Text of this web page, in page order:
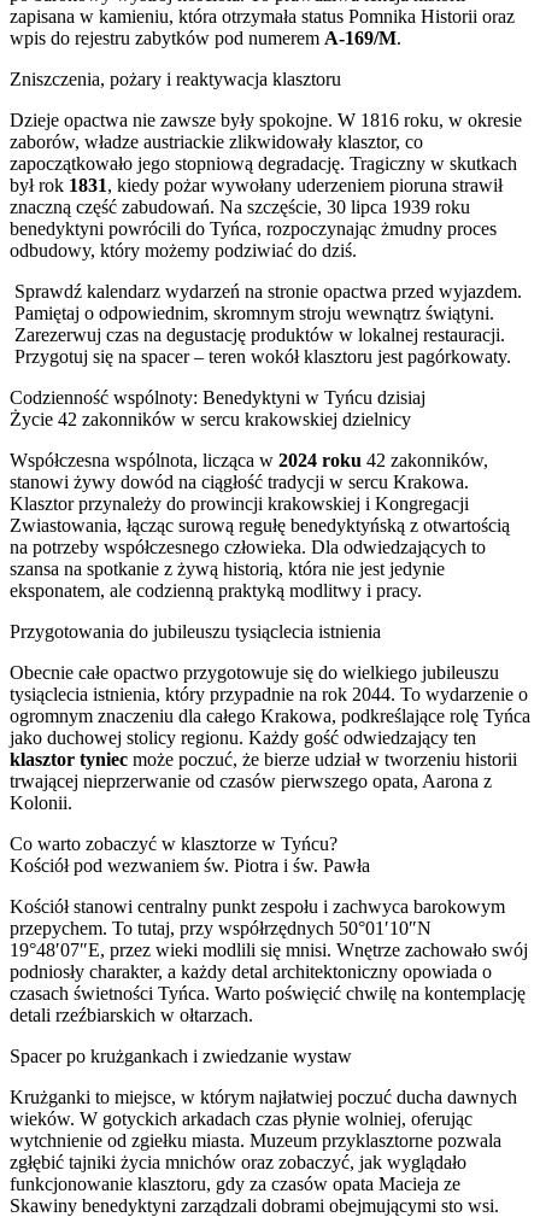
zapisana w kamieniu, która otrzymała status Pomnika Historii oraz
wpis do rejestru zabytków pod numerem A-169/M.
Zniszczenia, pożary i reaktywacja klasztoru
Dzieje opactwa nie zawsze były spokojne. W 1816 roku, w okresie
zaborów, władze austriackie zlikwidowały klasztor, co
zapoczątkowało jego stopniową degradację. Tragiczny w skutkach
był rok 1831, kiedy pożar wywołany uderzeniem pioruna strawił
znaczną część zabudowań. Na szczęście, 30 lipca 1939 roku
benedyktyni powrócili do Tyńca, rozpoczynając żmudny proces
odbudowy, który możemy podziwiać do dziś.
Sprawdź kalendarz wydarzeń na stronie opactwa przed wyjazdem.
Pamiętaj o odpowiednim, skromnym stroju wewnątrz świątyni.
Zarezerwuj czas na degustację produktów w lokalnej restauracji.
Przygotuj się na spacer – teren wokół klasztoru jest pagórkowaty.
Codzienność wspólnoty: Benedyktyni w Tyńcu dzisiaj
Życie 42 zakonników w sercu krakowskiej dzielnicy
Współczesna wspólnota, licząca w 2024 roku 42 zakonników,
stanowi żywy dowód na ciągłość tradycji w sercu Krakowa.
Klasztor przynależy do prowincji krakowskiej i Kongregacji
Zwiastowania, łącząc surową regułę benedyktyńską z otwartością
na potrzeby współczesnego człowieka. Dla odwiedzających to
szansa na spotkanie z żywą historią, która nie jest jedynie
eksponatem, ale codzienną praktyką modlitwy i pracy.
Przygotowania do jubileuszu tysiąclecia istnienia
Obecnie całe opactwo przygotowuje się do wielkiego jubileuszu
tysiąclecia istnienia, który przypadnie na rok 2044. To wydarzenie o
ogromnym znaczeniu dla całego Krakowa, podkreślające rolę Tyńca
jako duchowej stolicy regionu. Każdy gość odwiedzający ten
klasztor tyniec może poczuć, że bierze udział w tworzeniu historii
trwającej nieprzerwanie od czasów pierwszego opata, Aarona z
Kolonii.
Co warto zobaczyć w klasztorze w Tyńcu?
Kościół pod wezwaniem św. Piotra i św. Pawła
Kościół stanowi centralny punkt zespołu i zachwyca barokowym
przepychem. To tutaj, przy współrzędnych 50°01′10″N
19°48′07″E, przez wieki modlili się mnisi. Wnętrze zachowało swój
podniosły charakter, a każdy detal architektoniczny opowiada o
czasach świetności Tyńca. Warto poświęcić chwilę na kontemplację
detali rzeźbiarskich w ołtarzach.
Spacer po krużgankach i zwiedzanie wystaw
Krużganki to miejsce, w którym najłatwiej poczuć ducha dawnych
wieków. W gotyckich arkadach czas płynie wolniej, oferując
wytchnienie od zgiełku miasta. Muzeum przyklasztorne pozwala
zgłębić tajniki życia mnichów oraz zobaczyć, jak wyglądało
funkcjonowanie klasztoru, gdy za czasów opata Macieja ze
Skawiny benedyktyni zarządzali dobrami obejmującymi sto wsi.